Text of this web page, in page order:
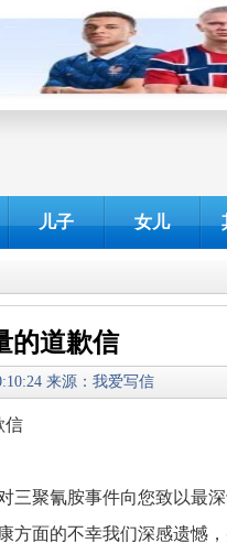
儿子 女儿
的道歉信
来源：我爱写信
信
聚氰胺事件向您致以最深
方面的不幸我们深感遗憾